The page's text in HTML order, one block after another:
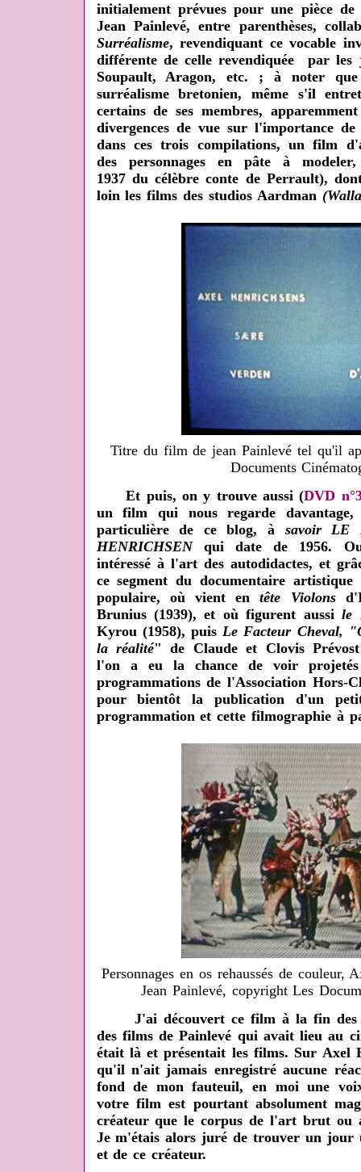
initialement prévues pour une pièce
Jean Painlevé, entre parenthèses,
Surréalisme, revendiquant ce vocable
différente de celle revendiquée par les
Soupault, Aragon, etc. ; à noter
surréalisme bretonien, même s'il
certains de ses membres,
divergences de vue sur l'importance
dans ces trois compilations, un film
des personnages en pâte à modeler,
1937 du célèbre conte de Perrault),
loin les films des studios Aardman
Titre du film de jean Painlevé tel qu'il
Documents
Et puis, on y trouve aussi (DVD
un film qui nous regarde
particulière de ce blog, à savoir LE
HENRICHSENqui date de 1956.
intéressé à l'art des autodidactes, et
ce segment du documentaire
populaire, où vient entête Violons
Brunius (1939), et où figurent aussile
Kyrou (1958), puisLe Facteur Cheval,
la réalité" de Claude et Clovis
l'on a eu la chance de voir
programmations de l'Association Hors-
pour bientôt la publication d'un
programmation et cette filmographie à
Personnages en os rehaussés de
Jean Painlevé, copyright Les
J'ai découvert ce film à la fin des
des films de Painlevé qui avait lieu au
était là et présentait les films. Sur Axel
qu'il n'ait jamais enregistré aucune
fond de mon fauteuil, en moi une
votre film est pourtant absolument
créateur que le corpus de l'art brut ou
Je m'étais alors juré de trouver un jour
et de ce créateur.